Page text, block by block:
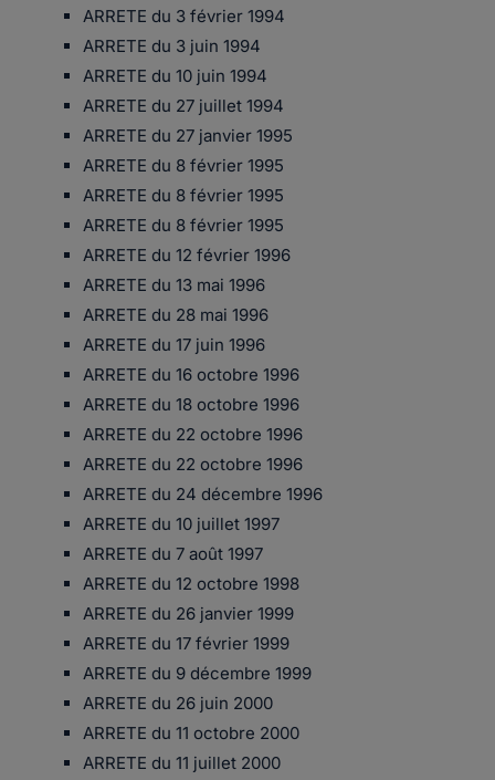
ARRETE du 3 février 1994
ARRETE du 3 juin 1994
ARRETE du 10 juin 1994
ARRETE du 27 juillet 1994
ARRETE du 27 janvier 1995
ARRETE du 8 février 1995
ARRETE du 8 février 1995
ARRETE du 8 février 1995
ARRETE du 12 février 1996
ARRETE du 13 mai 1996
ARRETE du 28 mai 1996
ARRETE du 17 juin 1996
ARRETE du 16 octobre 1996
ARRETE du 18 octobre 1996
ARRETE du 22 octobre 1996
ARRETE du 22 octobre 1996
ARRETE du 24 décembre 1996
ARRETE du 10 juillet 1997
ARRETE du 7 août 1997
ARRETE du 12 octobre 1998
ARRETE du 26 janvier 1999
ARRETE du 17 février 1999
ARRETE du 9 décembre 1999
ARRETE du 26 juin 2000
ARRETE du 11 octobre 2000
ARRETE du 11 juillet 2000